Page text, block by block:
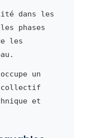
dans les
phases
les
un
collectif
et